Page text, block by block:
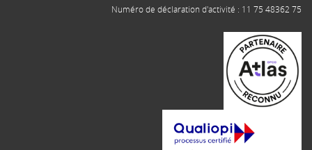
Numéro de déclaration d'activité : 11 75 48362 75